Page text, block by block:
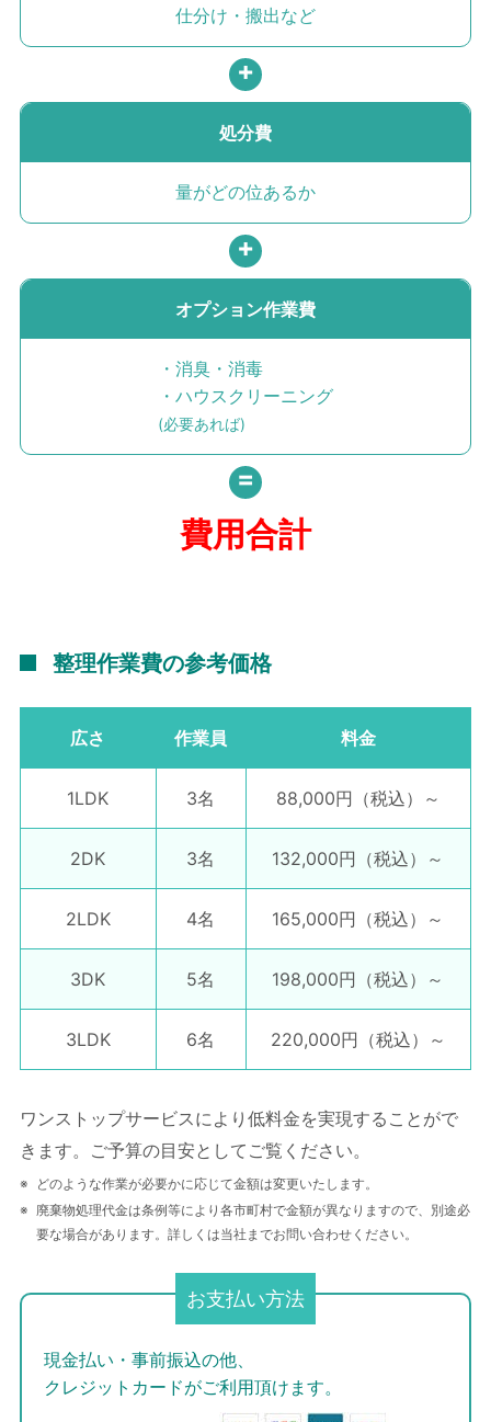
仕分け・搬出など
処分費
量がどの位あるか
オプション作業費
・消臭・消毒
・ハウスクリーニング
(必要あれば)
費用合計
整理作業費の参考価格
広さ 作業員 料金
1LDK 3名 88,000円 （税込）～
2DK 3名 132,000円 （税込）～
2LDK 4名 165,000円 （税込）～
3DK 5名 198,000円 （税込）～
3LDK 6名 220,000円 （税込）～
ワンストップサービスにより低料金を実現することがで
きます。ご予算の目安としてご覧ください。
どのような作業が必要かに応じて金額は変更いたします。
廃棄物処理代金は条例等により各市町村で金額が異なりますので、別途必
要な場合があります。詳しくは当社までお問い合わせください。
お支払い方法
現金払い・事前振込の他、
クレジットカードがご利用頂けます。